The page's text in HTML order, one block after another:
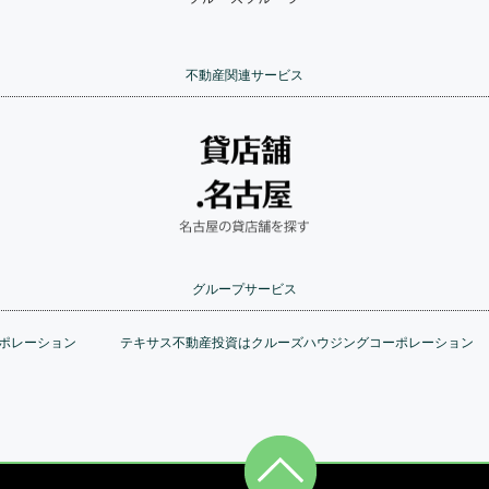
不動産関連サービス
グループサービス
レーション テキサス不動産投資はクルーズハウジングコーポレーション